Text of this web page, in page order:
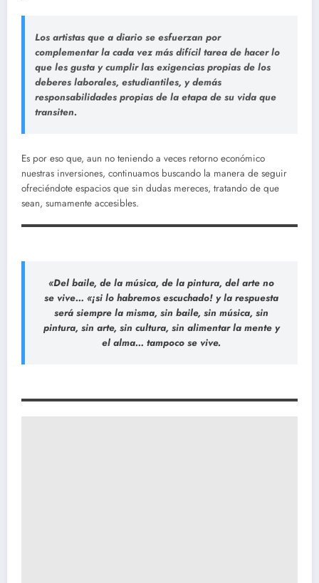
Los artistas que a diario se esfuerzan por
complementar la cada vez más difícil tarea de hacer lo
que les gusta y cumplir las exigencias propias de los
deberes laborales, estudiantiles, y demás
responsabilidades propias de la etapa de su vida que
transiten.
Es por eso que, aun no teniendo a veces retorno económico
nuestras inversiones, continuamos buscando la manera de seguir
ofreciéndote espacios que sin dudas mereces, tratando de que
sean, sumamente accesibles.
«Del baile, de la música, de la pintura, del arte no
se vive… «¡si lo habremos escuchado! y la respuesta
será siempre la misma, sin baile, sin música, sin
pintura, sin arte, sin cultura, sin alimentar la mente y
el alma… tampoco se vive.